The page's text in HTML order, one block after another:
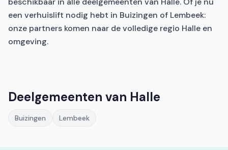
een verhuislift nodig hebt in Buizingen of Lembeek:
onze partners komen naar de volledige regio Halle en
omgeving.
Deelgemeenten van Halle
Buizingen Lembeek